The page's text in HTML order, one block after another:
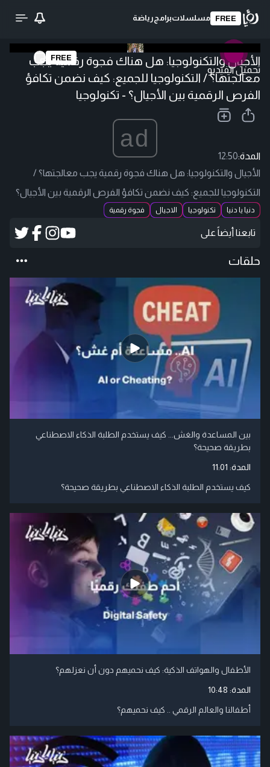
FREE مسلسلاتبرامج رياضة
تحميل الفيديو
FREE
الأجيال والتكنولوجيا: هل هناك فجوة رقمية يجب
معالجتها؟ / التكنولوجيا للجميع: كيف نضمن تكافؤ
الفرص الرقمية بين الأجيال؟ - تكنولوجيا
ad
المدة:12:50
الأجيال والتكنولوجيا: هل هناك فجوة رقمية يجب معالجتها؟ /
التكنولوجيا للجميع: كيف نضمن تكافؤ الفرص الرقمية بين الأجيال؟
دنيا يا دنيا تكنولوجيا الاجيال فجوة رقمية
تابعنا أيضاً على
حلقات
بين المساعدة والغش... كيف يستخدم الطلبة الذكاء الاصطناعي
بطريقة صحيحة؟
المدة: 11:01
كيف يستخدم الطلبة الذكاء الاصطناعي بطريقة صحيحة؟
الأطفال والهواتف الذكية: كيف نحميهم دون أن نعزلهم؟
المدة: 10:48
أطفالنا والعالم الرقمي .. كيف نحميهم؟